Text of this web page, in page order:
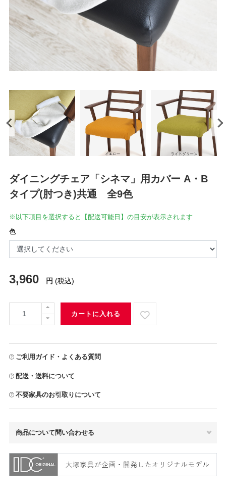
ダイニングチェア「シネマ」用カバー A・B
タイプ(肘つき)共通 全9色
※以下項目を選択すると【配送可能日】の目安が表示されます
色
3,960 円 (税込)
カートに入れる
ご利用ガイド・よくある質問
配送・送料について
不要家具のお引取りについて
商品について問い合わせる